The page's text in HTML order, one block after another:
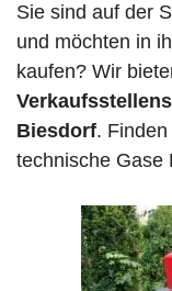
Sie sind auf der
und möchten in
kaufen? Wir
Biesdorf.
technische Gase